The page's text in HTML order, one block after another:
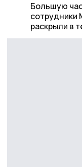
Большую
раскрыли в